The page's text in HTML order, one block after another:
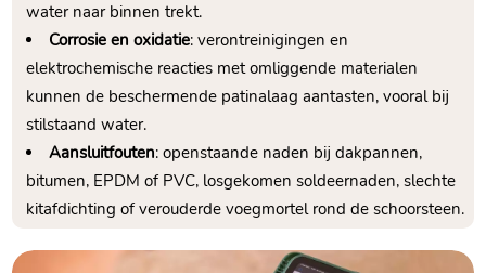
water naar binnen trekt.​
Corrosie en oxidatie: verontreinigingen en
elektrochemische reacties met omliggende materialen
kunnen de beschermende patinalaag aantasten, vooral bij
stilstaand water.​
Aansluitfouten: openstaande naden bij dakpannen,
bitumen, EPDM of PVC, losgekomen soldeernaden, slechte
kitafdichting of verouderde voegmortel rond de schoorsteen.​